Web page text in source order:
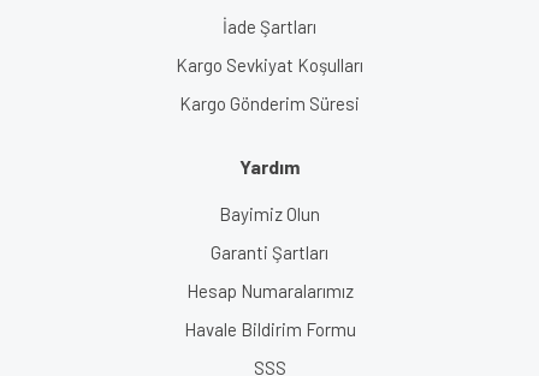
İade Şartları
Kargo Sevkiyat Koşulları
Kargo Gönderim Süresi
Yardım
Bayimiz Olun
Garanti Şartları
Hesap Numaralarımız
Havale Bildirim Formu
SSS